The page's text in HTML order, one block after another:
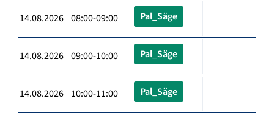
14.08.2026 08:00-09:00 Pal_Säge
14.08.2026 09:00-10:00 Pal_Säge
14.08.2026 10:00-11:00 Pal_Säge